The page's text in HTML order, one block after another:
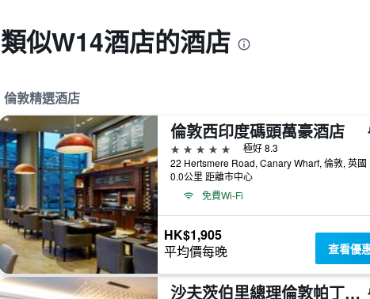
類似W14酒店的酒店
倫敦精選酒店
倫敦西印度碼頭萬豪酒店
5星級
極好 8.3
22 Hertsmere Road, Canary Wharf, 倫敦, 英國
0.0公里 距離市中心
免費Wi-Fi
HK$1,905
平均價每晚 查看優
沙夫茨伯里總理倫敦帕丁頓飯店